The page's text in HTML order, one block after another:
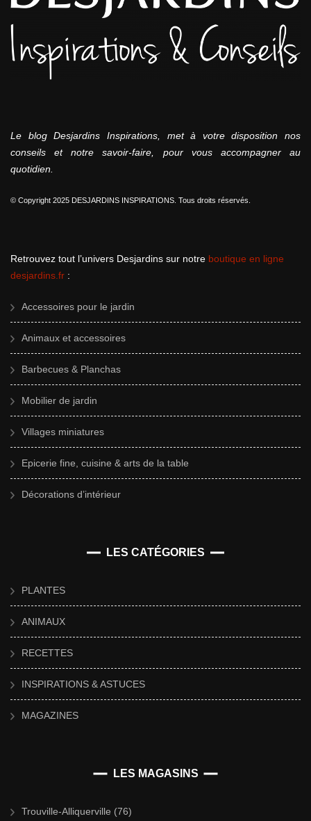
Le blog Desjardins Inspirations, met à votre disposition nos
conseils et notre savoir-faire, pour vous accompagner au
quotidien.
© Copyright 2025 DESJARDINS INSPIRATIONS. Tous droits réservés.
Retrouvez tout l’univers Desjardins sur notre boutique en ligne
desjardins.fr :
Accessoires pour le jardin
Animaux et accessoires
Barbecues & Planchas
Mobilier de jardin
Villages miniatures
Epicerie fine, cuisine & arts de la table
Décorations d’intérieur
LES CATÉGORIES
PLANTES
ANIMAUX
RECETTES
INSPIRATIONS & ASTUCES
MAGAZINES
LES MAGASINS
Trouville-Alliquerville (76)